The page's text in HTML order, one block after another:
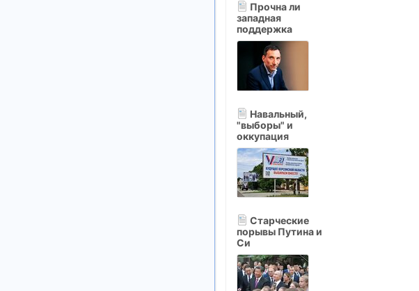
Прочна ли
западная
поддержка
Навальный,
"выборы" и
оккупация
Старческие
порывы Путина и
Си